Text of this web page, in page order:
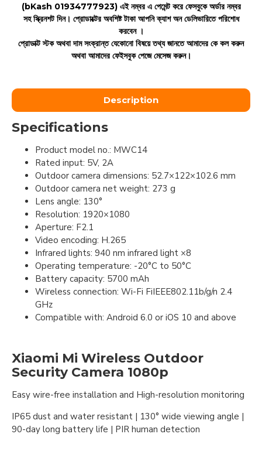
(bKash 01934777923) এই নম্বর এ পেমেন্ট করে ফেসবুকে অর্ডার নম্বর
সহ স্ক্রিনশট দিন। প্রোডাক্টের অবশিষ্ট টাকা আপনি ক্যাশ অন ডেলিভারিতে পরিশোধ
করবেন ।
প্রোডাক্ট স্টক অথবা দাম সংক্রান্ত যেকোনো বিষয়ে তথ্য জানতে আমাদের কে কল করুন
অথবা আমাদের ফেইসবুক পেজে মেসেজ করুন।
Description
Specifications
Product model no.: MWC14
Rated input: 5V, 2A
Outdoor camera dimensions: 52.7×122×102.6 mm
Outdoor camera net weight: 273 g
Lens angle: 130°
Resolution: 1920×1080
Aperture: F2.1
Video encoding: H.265
Infrared lights: 940 nm infrared light ×8
Operating temperature: -20°C to 50°C
Battery capacity: 5700 mAh
Wireless connection: Wi-Fi FiIEEE802.11b/g/n 2.4
GHz
Compatible with: Android 6.0 or iOS 10 and above
Xiaomi Mi Wireless Outdoor
Security Camera 1080p
Easy wire-free installation and High-resolution monitoring
IP65 dust and water resistant | 130° wide viewing angle |
90-day long battery life | PIR human detection